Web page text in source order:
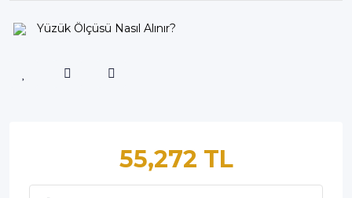
Yüzük Ölçüsü Nasıl Alınır?
55,272 TL